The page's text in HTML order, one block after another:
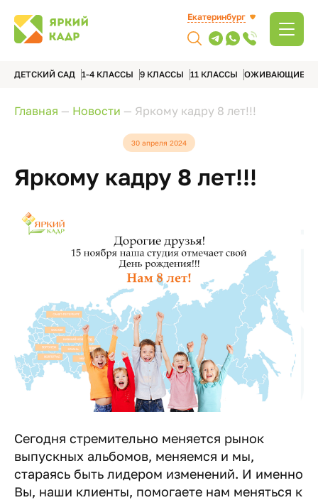
Екатеринбург
ДЕТСКИЙ САД 1-4 КЛАССЫ 9 КЛАССЫ 11 КЛАССЫ ОЖИВАЮЩИЕ
Главная — Новости — Яркому кадру 8 лет!!!
30 апреля 2024
Яркому кадру 8 лет!!!
Сегодня стремительно меняется рынок
выпускных альбомов, меняемся и мы,
стараясь быть лидером изменений. И именно
Вы, наши клиенты, помогаете нам меняться к